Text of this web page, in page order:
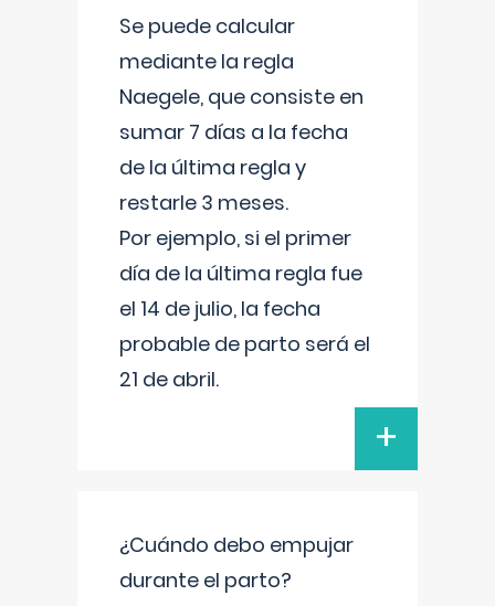
Se puede calcular
mediante la regla
Naegele, que consiste en
sumar 7 días a la fecha
de la última regla y
restarle 3 meses.
Por ejemplo, si el primer
día de la última regla fue
el 14 de julio, la fecha
probable de parto será el
21 de abril.
+
¿Cuándo debo empujar
durante el parto?